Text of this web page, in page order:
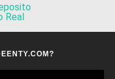
Real